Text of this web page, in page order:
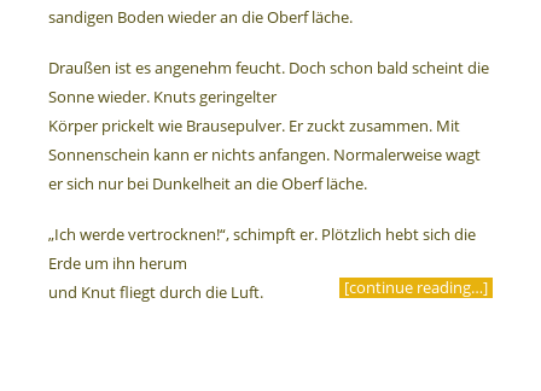
sandigen Boden wieder an die Oberf läche.
Draußen ist es angenehm feucht. Doch schon bald scheint die
Sonne wieder. Knuts geringelter
Körper prickelt wie Brausepulver. Er zuckt zusammen. Mit
Sonnenschein kann er nichts anfangen. Normalerweise wagt
er sich nur bei Dunkelheit an die Oberf läche.
„Ich werde vertrocknen!“, schimpft er. Plötzlich hebt sich die
Erde um ihn herum
und Knut fliegt durch die Luft.
[continue reading…]